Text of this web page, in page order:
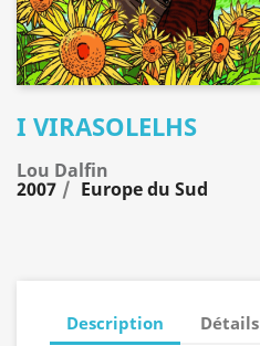
I VIRASOLELHS
Lou Dalfin
2007 Europe du Sud
Description Détails